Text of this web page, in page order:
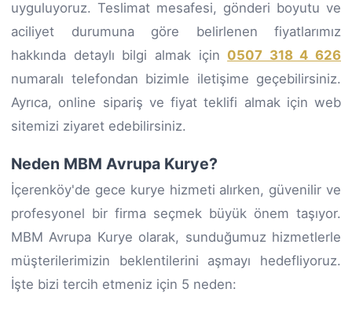
uyguluyoruz. Teslimat mesafesi, gönderi boyutu ve
aciliyet durumuna göre belirlenen fiyatlarımız
hakkında detaylı bilgi almak için 0507 318 4 626
numaralı telefondan bizimle iletişime geçebilirsiniz.
Ayrıca, online sipariş ve fiyat teklifi almak için web
sitemizi ziyaret edebilirsiniz.
Neden MBM Avrupa Kurye?
İçerenköy'de gece kurye hizmeti alırken, güvenilir ve
profesyonel bir firma seçmek büyük önem taşıyor.
MBM Avrupa Kurye olarak, sunduğumuz hizmetlerle
müşterilerimizin beklentilerini aşmayı hedefliyoruz.
İşte bizi tercih etmeniz için 5 neden: